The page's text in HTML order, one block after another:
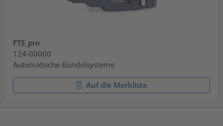
FTS_pro
124-00000
Automatische Bündelsysteme
Auf die Merkliste